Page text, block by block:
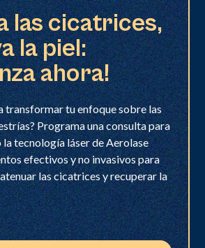
las cicatrices,
la piel:
ahora!
transformar tu enfoque sobre las
Programa una consulta para
tecnología láser de Aerolase
efectivos y no invasivos para
las cicatrices y recuperar la